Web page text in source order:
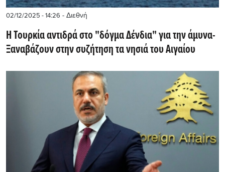
02/12/2025 - 14:26 - Διεθνή
Η Τουρκία αντιδρά στο "δόγμα Δένδια" για την άμυνα-
Ξαναβάζουν στην συζήτηση τα νησιά του Αιγαίου